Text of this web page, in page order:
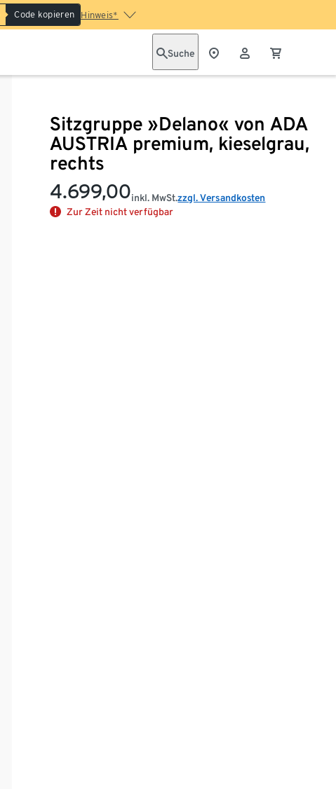
Code kopieren Hinweis*
Suche
Sitzgruppe »Delano« von ADA
AUSTRIA premium, kieselgrau,
rechts
4.699,00inkl. MwSt.zzgl. Versandkosten
Zur Zeit nicht verfügbar